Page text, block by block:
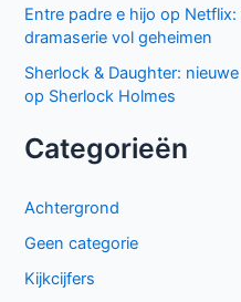
Entre padre e hijo op
dramaserie vol geheimen
Sherlock & Daughter:
op Sherlock Holmes
Categorieën
Achtergrond
Geen categorie
Kijkcijfers